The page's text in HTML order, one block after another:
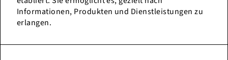
Informationen, Produkten und Dienstleistungen zu
erlangen.